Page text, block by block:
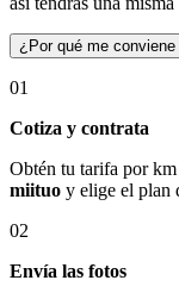
¿Por qué me conviene
01
Cotiza y contrata
Obtén tu tarifa por
miituo y elige el plan
02
Envía las fotos